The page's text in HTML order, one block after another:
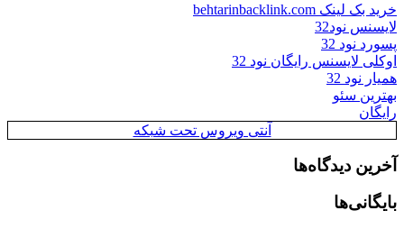
خرید بک لینک behtarinbacklink.com
لایسنس نود32
پسورد نود 32
اوکلی لایسنس رایگان نود 32
همیار نود 32
بهترین سئو
رایگان
آنتی ویروس تحت شبکه
آخرین دیدگاه‌ها
بایگانی‌ها